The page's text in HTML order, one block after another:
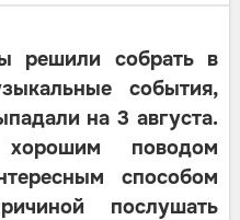
решили собрать в
события,
на 3 августа.
поводом
способом
послушать